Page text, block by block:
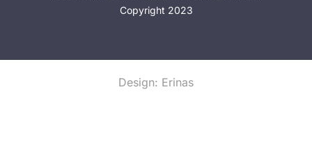
Copyright 2023
Design: Erinas